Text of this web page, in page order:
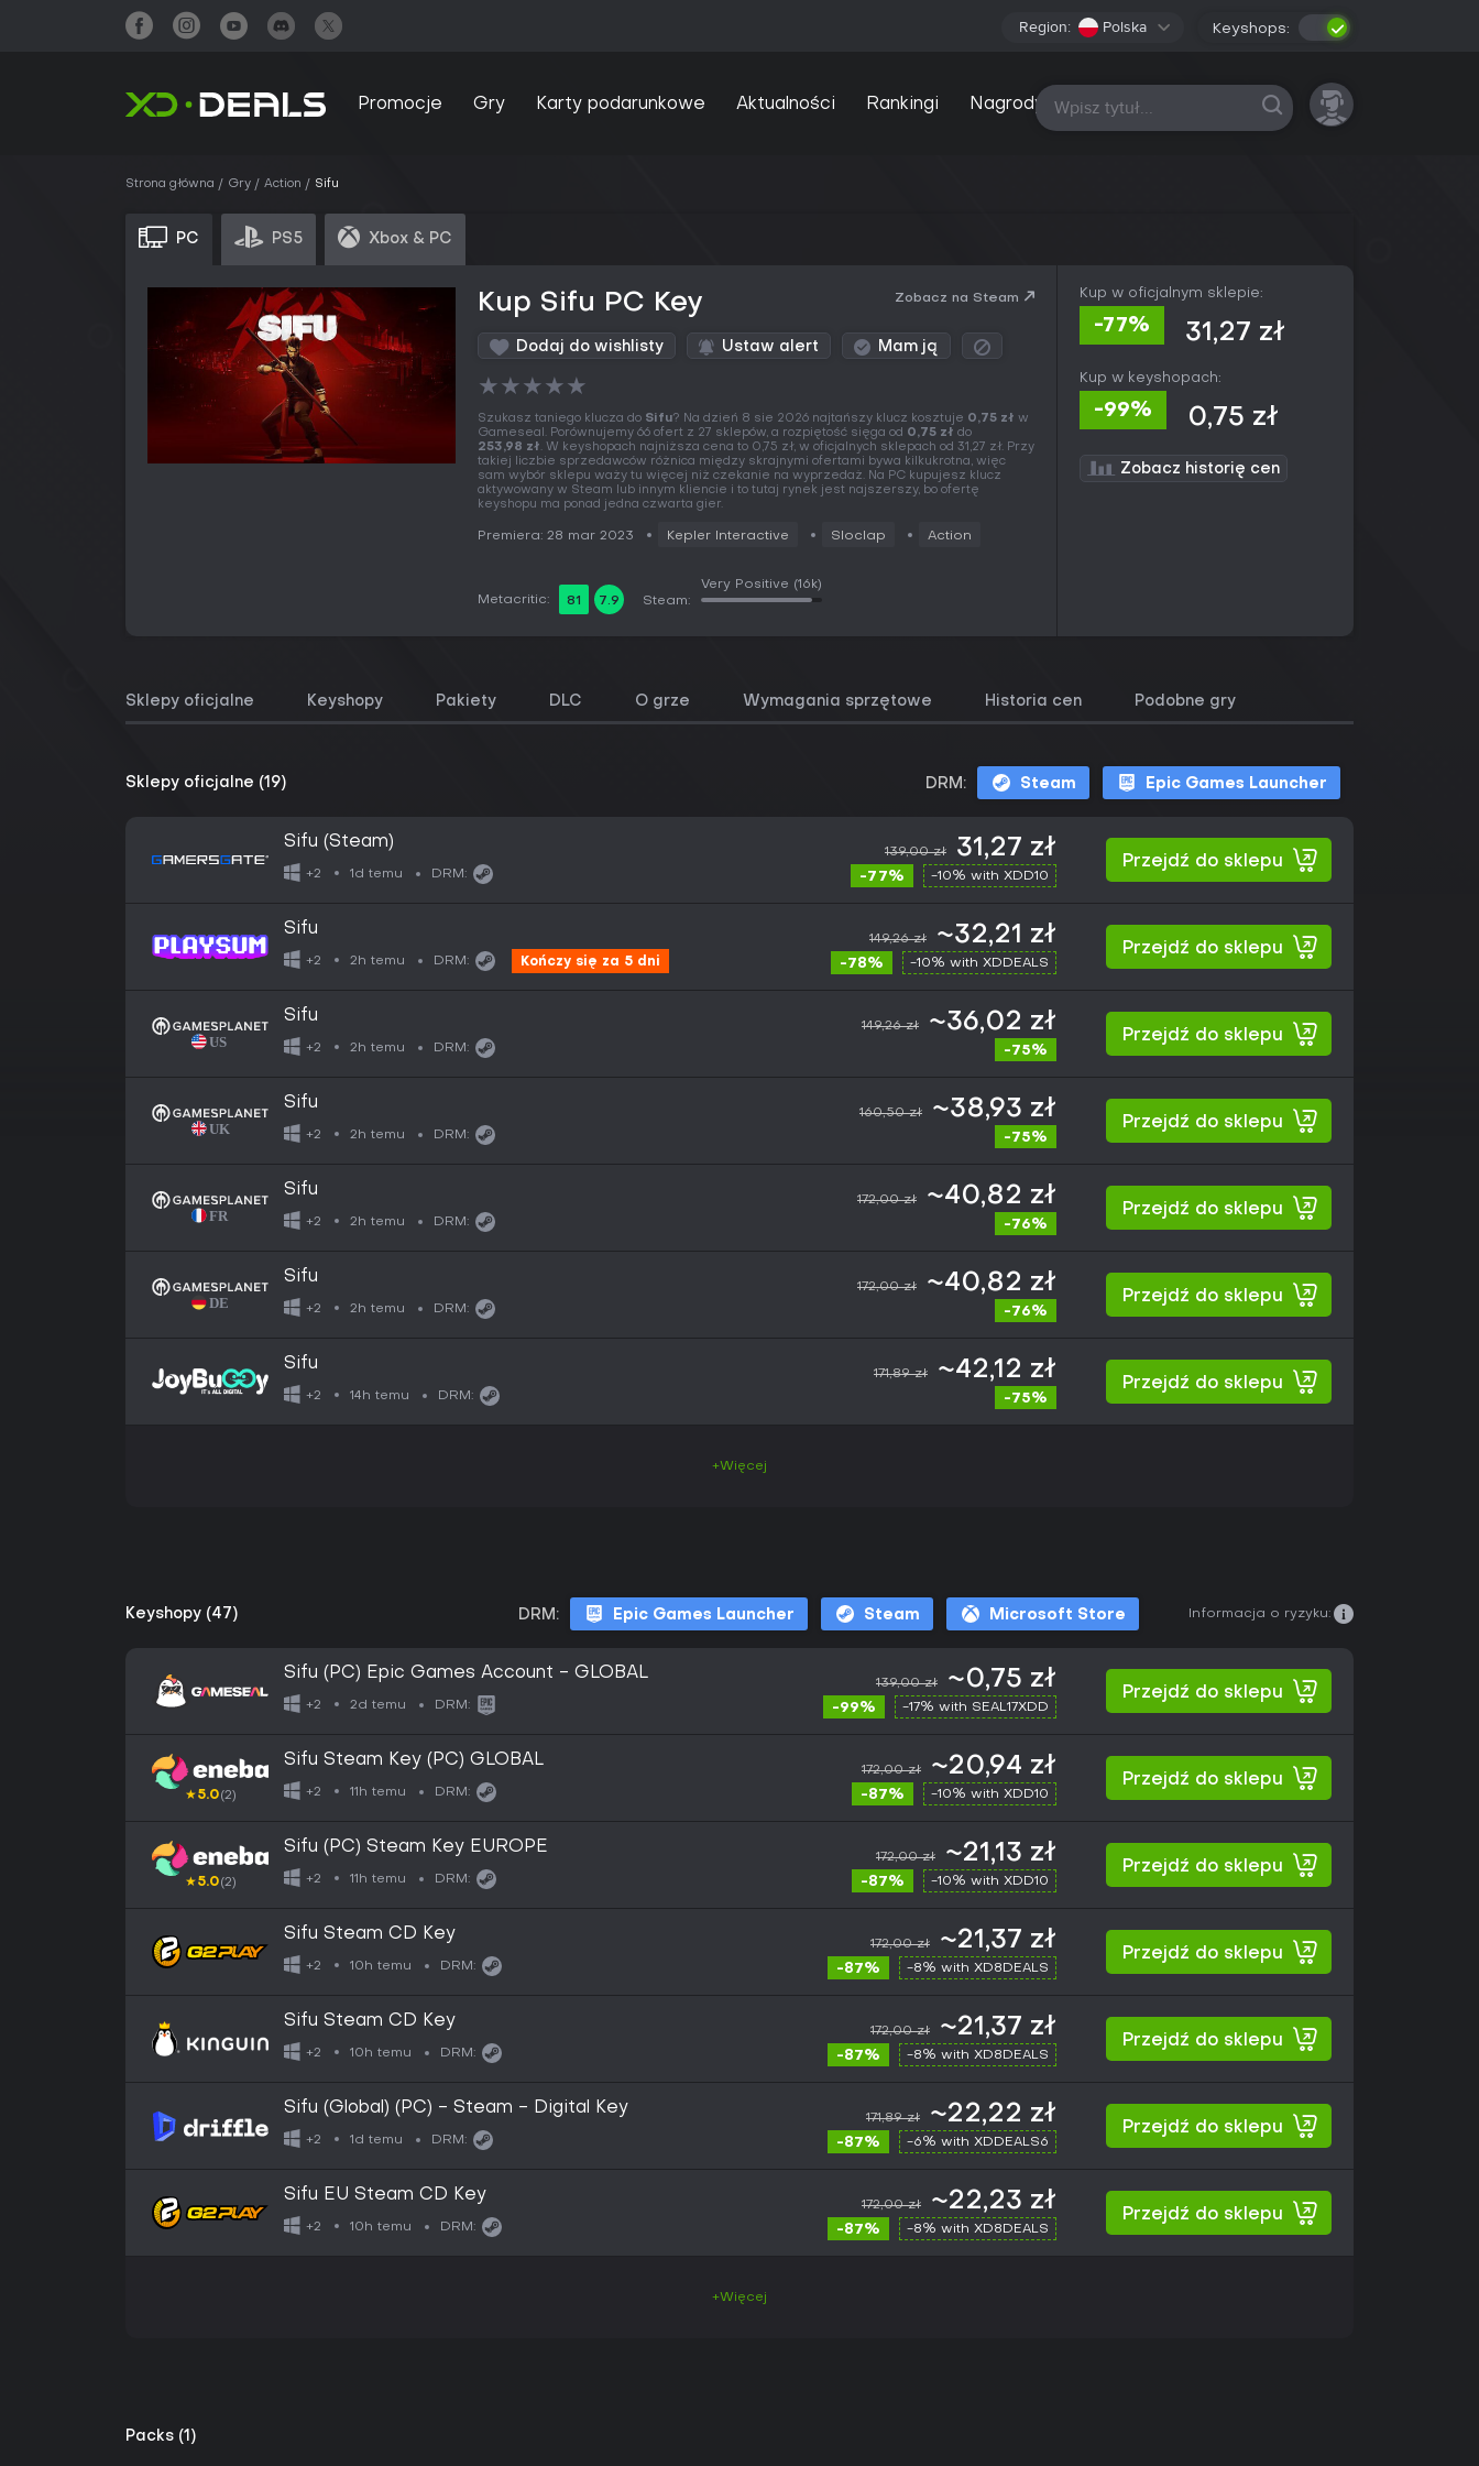
Region: Polska Keyshops:
Promocje Gry Karty podarunkowe Aktualności Rankingi Nagrody Wszystkie platformy
Strona główna Gry Action Sifu
PC PS5 Xbox & PC
Kup Sifu PC Key Zobacz na Steam
Dodaj do wishlisty Ustaw alert Mam ją
★★★★★
Szukasz taniego klucza do Sifu? Na dzień 8 sie 2026 najtańszy klucz kosztuje 0,75 zł w
Gameseal. Porównujemy 66 ofert z 27 sklepów, a rozpiętość sięga od 0,75 zł do
253,98 zł. W keyshopach najniższa cena to 0,75 zł, w oficjalnych sklepach od 31,27 zł. Przy
takiej liczbie sprzedawców różnica między skrajnymi ofertami bywa kilkukrotna, więc
sam wybór sklepu waży tu więcej niż czekanie na wyprzedaż. Na PC kupujesz klucz
aktywowany w Steam lub innym kliencie i to tutaj rynek jest najszerszy, bo ofertę
keyshopu ma ponad jedna czwarta gier.
Premiera: 28 mar 2023 Kepler Interactive Sloclap Action
Metacritic: 81 7.9 Steam:
Very Positive (16k)
Kup w oficjalnym sklepie:
-77% 31,27 zł
Kup w keyshopach:
-99% 0,75 zł
Zobacz historię cen
Sklepy oficjalne Keyshopy Pakiety DLC O grze Wymagania sprzętowe Historia cen Podobne gry
Sklepy oficjalne (19) DRM: Steam Epic Games Launcher
Sifu (Steam)
+2 1d temu DRM:
139,00 zł 31,27 zł
-77% -10% with XDD10
Przejdź do sklepu
Sifu
+2 2h temu DRM: Kończy się za 5 dni
149,26 zł ~32,21 zł
-78% -10% with XDDEALS
Przejdź do sklepu
Sifu
+2 2h temu DRM:
149,26 zł ~36,02 zł
-75%
Przejdź do sklepu
Sifu
+2 2h temu DRM:
160,50 zł ~38,93 zł
-75%
Przejdź do sklepu
Sifu
+2 2h temu DRM:
172,00 zł ~40,82 zł
-76%
Przejdź do sklepu
Sifu
+2 2h temu DRM:
172,00 zł ~40,82 zł
-76%
Przejdź do sklepu
Sifu
+2 14h temu DRM:
171,89 zł ~42,12 zł
-75%
Przejdź do sklepu
+Więcej
Keyshopy (47) DRM: Epic Games Launcher Steam Microsoft Store Informacja o ryzyku:
Sifu (PC) Epic Games Account - GLOBAL
+2 2d temu DRM:
139,00 zł ~0,75 zł
-99% -17% with SEAL17XDD
Przejdź do sklepu
★5.0(2)
Sifu Steam Key (PC) GLOBAL
+2 11h temu DRM:
172,00 zł ~20,94 zł
-87% -10% with XDD10
Przejdź do sklepu
★5.0(2)
Sifu (PC) Steam Key EUROPE
+2 11h temu DRM:
172,00 zł ~21,13 zł
-87% -10% with XDD10
Przejdź do sklepu
Sifu Steam CD Key
+2 10h temu DRM:
172,00 zł ~21,37 zł
-87% -8% with XD8DEALS
Przejdź do sklepu
Sifu Steam CD Key
+2 10h temu DRM:
172,00 zł ~21,37 zł
-87% -8% with XD8DEALS
Przejdź do sklepu
Sifu (Global) (PC) - Steam - Digital Key
+2 1d temu DRM:
171,89 zł ~22,22 zł
-87% -6% with XDDEALS6
Przejdź do sklepu
Sifu EU Steam CD Key
+2 10h temu DRM:
172,00 zł ~22,23 zł
-87% -8% with XD8DEALS
Przejdź do sklepu
+Więcej
Packs (1)